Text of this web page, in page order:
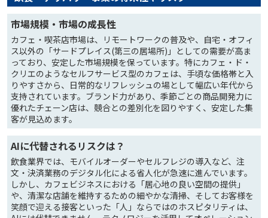
市場規模・市場の成長性
カフェ・喫茶店市場は、リモートワークの普及や、自宅・オフィ
ス以外の「サードプレイス(第三の居場所)」としての需要が高ま
っており、安定した市場規模を保っています。特にカフェ・ド・
クリエのようなセルフサービス型のカフェは、手頃な価格帯と入
りやすさから、日常的なリフレッシュの場として幅広い年代から
支持されています。ブランド力があり、季節ごとの商品開発力に
優れたチェーン店は、競合との差別化を図りやすく、安定した集
客が見込めます。
AIに代替されるリスクは？
飲食業界では、モバイルオーダーやセルフレジの導入など、注
文・決済業務のデジタル化による省人化が急速に進んでいます。
しかし、カフェビジネスにおける「居心地の良い空間の提供」
や、清潔な店舗を維持するための細やかな清掃、そしてお客様を
笑顔で迎える接客といった「人」ならではのホスピタリティは、